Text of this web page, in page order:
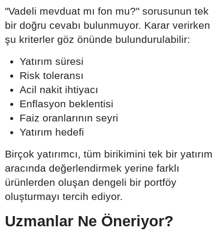
"Vadeli mevduat mı fon mu?" sorusunun tek
bir doğru cevabı bulunmuyor. Karar verirken
şu kriterler göz önünde bulundurulabilir:
Yatırım süresi
Risk toleransı
Acil nakit ihtiyacı
Enflasyon beklentisi
Faiz oranlarının seyri
Yatırım hedefi
Birçok yatırımcı, tüm birikimini tek bir yatırım
aracında değerlendirmek yerine farklı
ürünlerden oluşan dengeli bir portföy
oluşturmayı tercih ediyor.
Uzmanlar Ne Öneriyor?